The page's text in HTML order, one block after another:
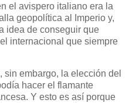
el avispero italiano era la
geopolítica al Imperio y,
idea de conseguir que
internacional que siempre
sin embargo, la elección del
hacer el flamante
Y esto es así porque